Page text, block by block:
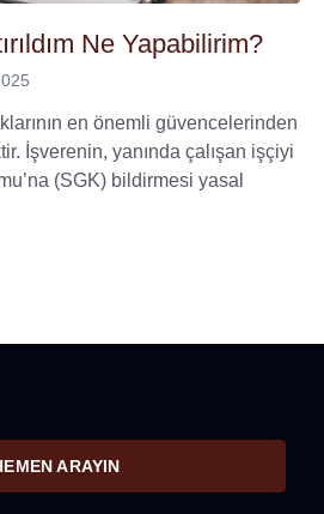
Ne Yapabilirim?
en önemli güvencelerinden
İşverenin, yanında çalışan işçiyi
(SGK) bildirmesi yasal
ARAYIN